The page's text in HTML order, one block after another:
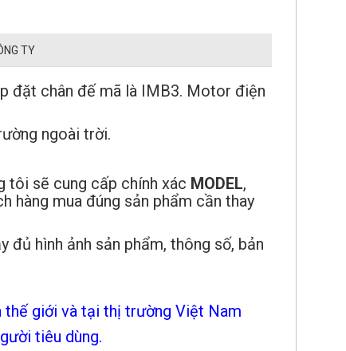
TY
đặt chân đế mã là IMB3. Motor điện
ngoài trời.
tôi sẽ cung cấp chính xác MODEL,
hàng mua đúng sản phẩm cần thay
đủ hình ảnh sản phẩm, thông số, bản
thế giới và tại thị trường Việt Nam
tiêu dùng.